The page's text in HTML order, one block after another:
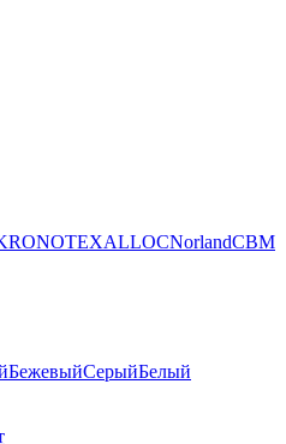
ALLOCNorlandCBM
БежевыйСерыйБелый